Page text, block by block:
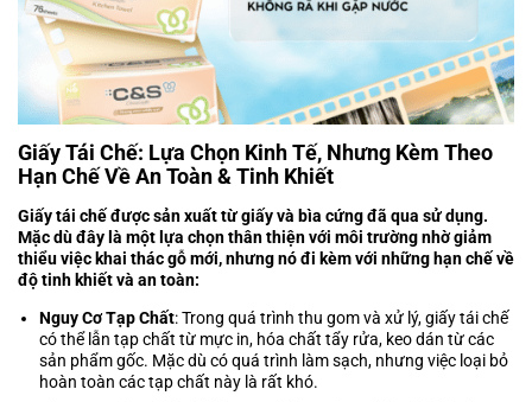
Giấy Tái Chế: Lựa Chọn Kinh Tế, Nhưng Kèm Theo
Hạn Chế Về An Toàn & Tinh Khiết
Giấy tái chế được sản xuất từ giấy và bìa cứng đã qua sử dụng.
Mặc dù đây là một lựa chọn thân thiện với môi trường nhờ giảm
thiểu việc khai thác gỗ mới, nhưng nó đi kèm với những hạn chế về
độ tinh khiết và an toàn:
Nguy Cơ Tạp Chất: Trong quá trình thu gom và xử lý, giấy tái chế
có thể lẫn tạp chất từ mực in, hóa chất tẩy rửa, keo dán từ các
sản phẩm gốc. Mặc dù có quá trình làm sạch, nhưng việc loại bỏ
hoàn toàn các tạp chất này là rất khó.